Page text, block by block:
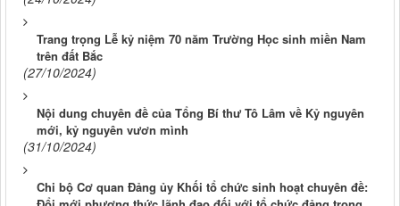
Trang trọng Lễ kỷ niệm 70 năm Trường Học sinh miền Nam
trên đất Bắc
(27/10/2024)
Nội dung chuyên đề của Tổng Bí thư Tô Lâm về Kỷ nguyên
mới, kỷ nguyên vươn mình
(31/10/2024)
Chi bộ Cơ quan Đảng ủy Khối tổ chức sinh hoạt chuyên đề: